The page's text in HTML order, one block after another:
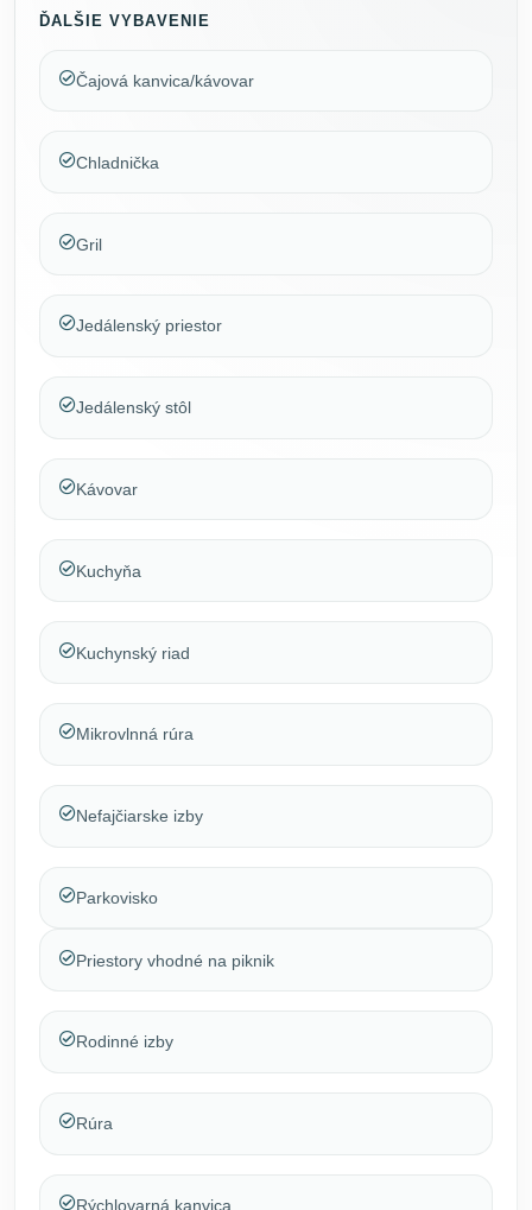
ĎALŠIE VYBAVENIE
Čajová kanvica/kávovar
Chladnička
Gril
Jedálenský priestor
Jedálenský stôl
Kávovar
Kuchyňa
Kuchynský riad
Mikrovlnná rúra
Nefajčiarske izby
Parkovisko
Priestory vhodné na piknik
Rodinné izby
Rúra
Rýchlovarná kanvica